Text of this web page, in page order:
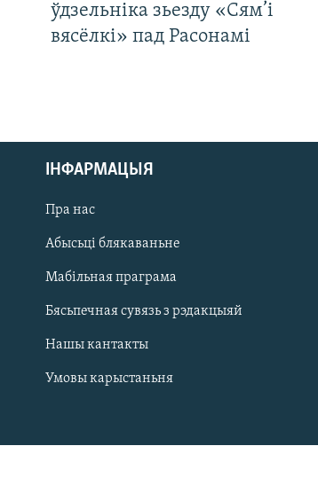
ўдзельніка зьезду «Сям’і
вясёлкі» пад Расонамі
ІНФАРМАЦЫЯ
Пра нас
Абысьці блякаваньне
Мабільная праграма
Бясьпечная сувязь з рэдакцыяй
Нашы кантакты
Умовы карыстаньня